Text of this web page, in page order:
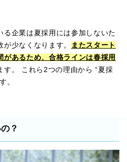
る企業は夏採用には参加しないた
少なくなります。
またスタート
があるため、合格ラインは春採用
す。 これら2つの理由から “夏採
。
？